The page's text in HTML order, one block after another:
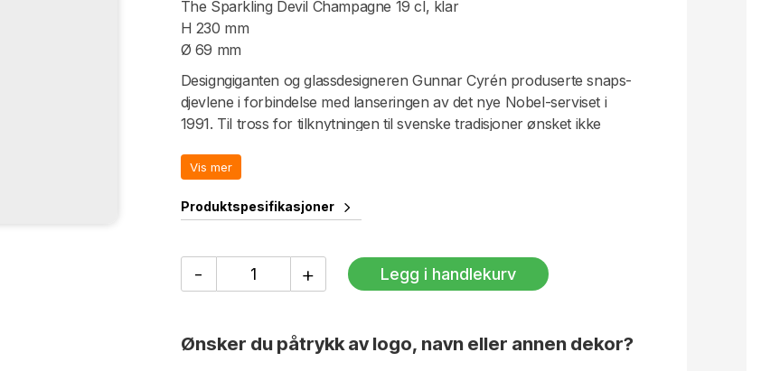
The Sparkling Devil Champagne 19 cl, klar
H 230 mm
Ø 69 mm
Designgiganten og glassdesigneren Gunnar Cyrén produserte snaps-
djevlene i forbindelse med lanseringen av det nye Nobel-serviset i
1991. Til tross for tilknytningen til svenske tradisjoner ønsket ikke
ble ikke inkludert i serviset. I stedet ble glassene populære
sønnene hans et stort antall skisser – og disse danner altså grunnlaget
Sparkling Devils er en ny serie champagneglass for virkelig festlige
anledninger. Først ut var et par som utfylte hverandre. Hun og ham.
De nye glassene har det samme fargerike og karakteristiske utseendet
Vis mer
Produktspesifikasjoner
-
SPARKLING
cl
+ Legg i handlekurv
Ønsker du påtrykk av logo, navn eller annen dekor?